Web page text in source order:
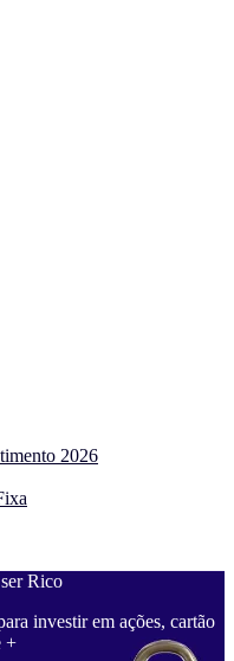
2026
Rico
investir em ações, cartão
+